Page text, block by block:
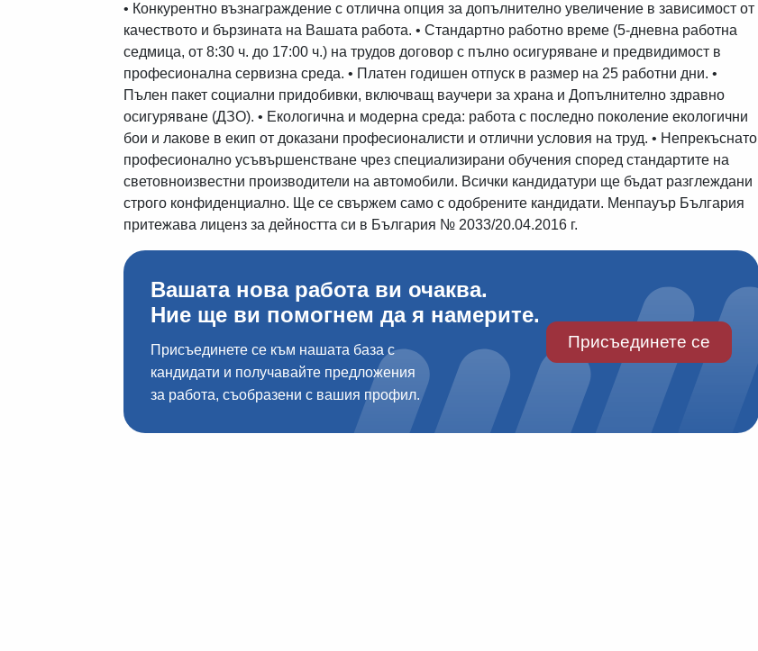
• Конкурентно възнаграждение с отлична опция за допълнително увеличение в зависимост от
качеството и бързината на Вашата работа. • Стандартно работно време (5-дневна работна
седмица, от 8:30 ч. до 17:00 ч.) на трудов договор с пълно осигуряване и предвидимост в
професионална сервизна среда. • Платен годишен отпуск в размер на 25 работни дни. •
Пълен пакет социални придобивки, включващ ваучери за храна и Допълнително здравно
осигуряване (ДЗО). • Екологична и модерна среда: работа с последно поколение екологични
бои и лакове в екип от доказани професионалисти и отлични условия на труд. • Непрекъснато
професионално усъвършенстване чрез специализирани обучения според стандартите на
световноизвестни производители на автомобили. Всички кандидатури ще бъдат разглеждани
строго конфиденциално. Ще се свържем само с одобрените кандидати. Менпауър България
притежава лиценз за дейността си в България № 2033/20.04.2016 г.
Вашата нова работа ви очаква.
Ние ще ви помогнем да я намерите.
Присъединете се към нашата база с
кандидати и получавайте предложения
за работа, съобразени с вашия профил.
Присъединете се